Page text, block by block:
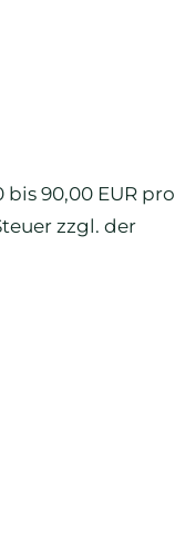
90,00 EUR pro
zzgl. der